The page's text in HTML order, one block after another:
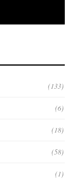
(133)
(6)
(18)
(58)
(1)